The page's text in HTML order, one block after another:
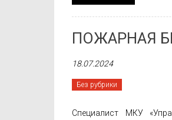
ПОЖАРНАЯ
18.07.2024
Без рубрики
Специалист МКУ